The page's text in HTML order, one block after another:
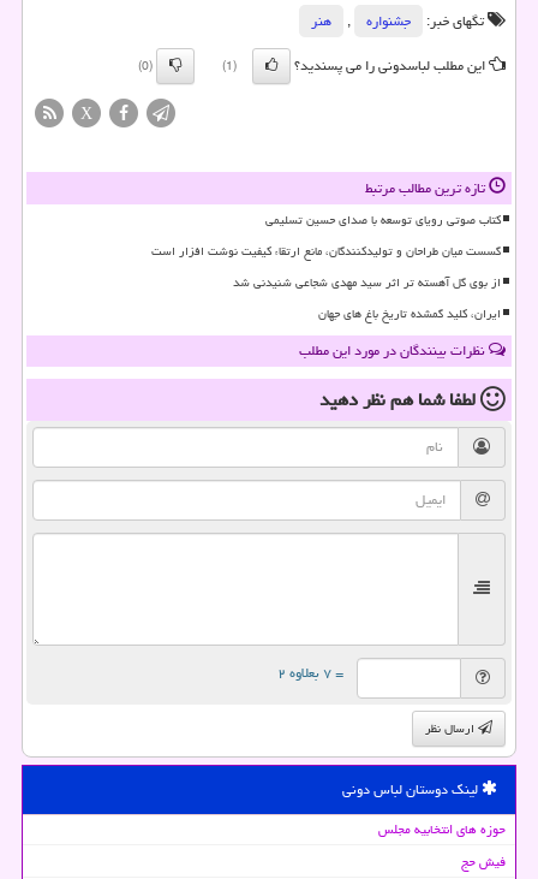
تگهای خبر:
جشنواره ,
هنر
این مطلب لباسدونی را می پسندید؟
(1)
(0)
X
تازه ترین مطالب مرتبط
کتاب صوتی رویای توسعه با صدای حسین تسلیمی
گسست میان طراحان و تولیدکنندگان، مانع ارتقاء کیفیت نوشت افزار است
از بوی گل آهسته تر اثر سید مهدی شجاعی شنیدنی شد
ایران، کلید گمشده تاریخ باغ های جهان
نظرات بینندگان در مورد این مطلب
لطفا شما همنظر دهید
= ۷ بعلاوه ۲
ارسال نظر
لینک دوستان لباس دونی
حوزه های انتخابیه مجلس
فیش حج